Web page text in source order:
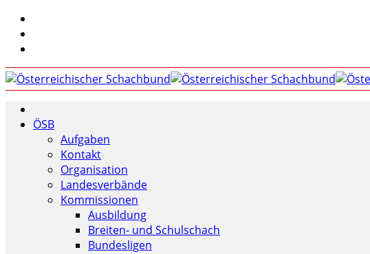
ÖSB
Aufgaben
Kontakt
Organisation
Landesverbände
Kommissionen
Ausbildung
Breiten- und Schulschach
Bundesligen